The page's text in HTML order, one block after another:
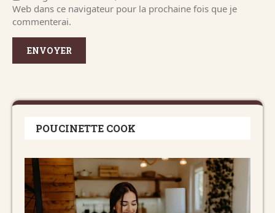
Web dans ce navigateur pour la prochaine fois que je
commenterai.
POUCINETTE COOK